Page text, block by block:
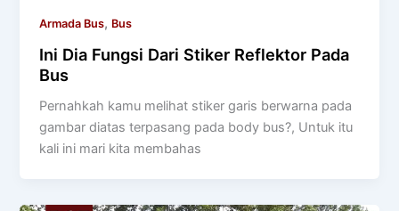
Armada Bus, Bus
Ini Dia Fungsi Dari Stiker Reflektor Pada
Bus
Pernahkah kamu melihat stiker garis berwarna pada
gambar diatas terpasang pada body bus?, Untuk itu
kali ini mari kita membahas